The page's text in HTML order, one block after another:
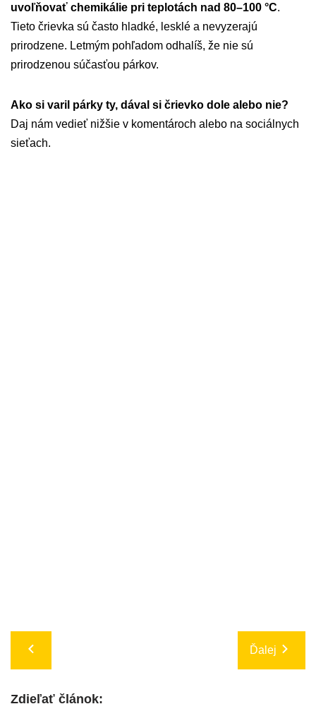
uvoľňovať chemikálie pri teplotách nad 80–100 °C.
Tieto črievka sú často hladké, lesklé a nevyzerajú
prirodzene. Letmým pohľadom odhalíš, že nie sú
prirodzenou súčasťou párkov.
Ako si varil párky ty, dával si črievko dole alebo nie?
Daj nám vedieť nižšie v komentároch alebo na sociálnych
sieťach.
Ďalej
Zdieľať článok: